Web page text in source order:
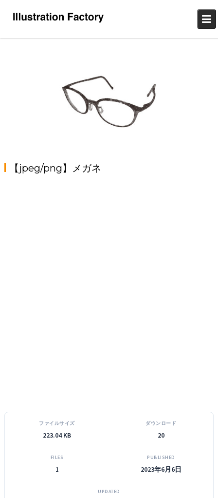
【jpeg/png】メガネ
ファイルサイズ
223.04 KB
ダウンロード
20
FILES
1
PUBLISHED
2023年6月6日
UPDATED